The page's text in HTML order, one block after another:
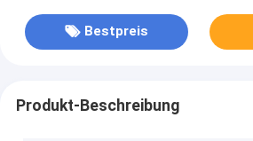
Bestpreis
Produkt-Beschreibung